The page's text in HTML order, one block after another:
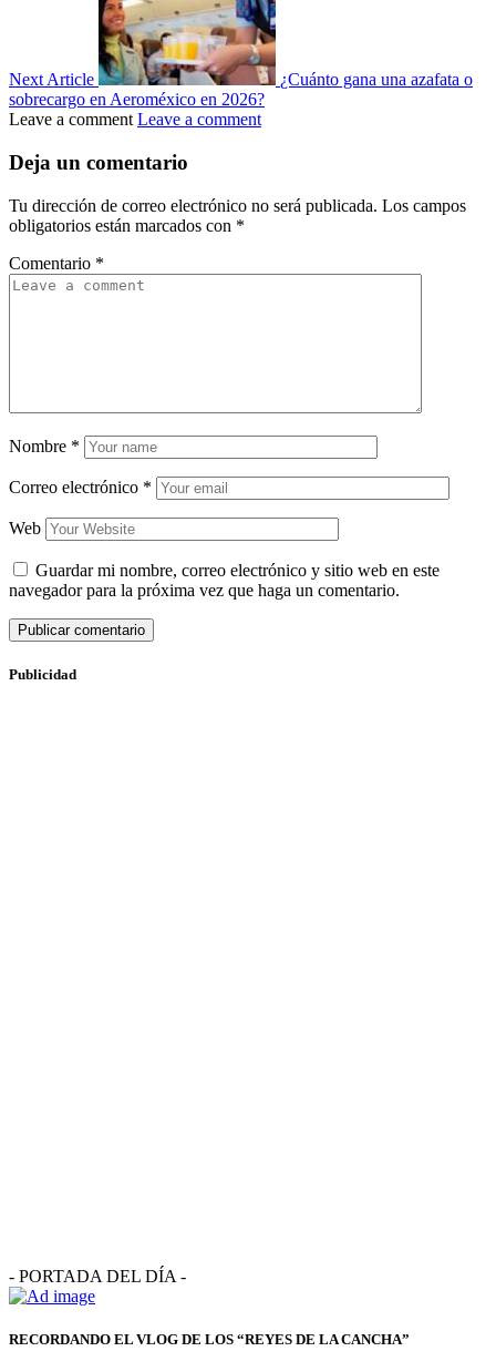
Next Article
¿Cuánto gana una azafata o
sobrecargo en Aeroméxico en 2026?
Leave a comment Leave a comment
Deja un comentario
Tu dirección de correo electrónico no será publicada. Los campos
obligatorios están marcados con *
Comentario *
Nombre *
Correo electrónico *
Web
Guardar mi nombre, correo electrónico y sitio web en este
navegador para la próxima vez que haga un comentario.
Publicidad
- PORTADA DEL DÍA -
RECORDANDO EL VLOG DE LOS “REYES DE LA CANCHA”